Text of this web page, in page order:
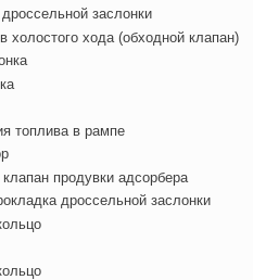
заслонки
холостого хода (обходной клапан)
топлива в рампе
продувки адсорбера
дроссельной заслонки